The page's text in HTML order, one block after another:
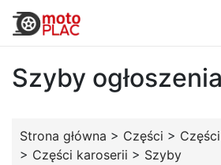
Szyby ogłoszenia
Strona główna > Części >
> Części karoserii > Szyby